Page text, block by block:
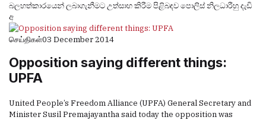
බලහත්කාරයෙන් ලබාගැනීමට උත්සාහ කිරීම පිළිබඳව පොලිස්‌ නිලධාරීහු දැඩි
අ
செய்திகள்03 December 2014
Opposition saying different things:
UPFA
United People’s Freedom Alliance (UPFA) General Secretary and
Minister Susil Premajayantha said today the opposition was